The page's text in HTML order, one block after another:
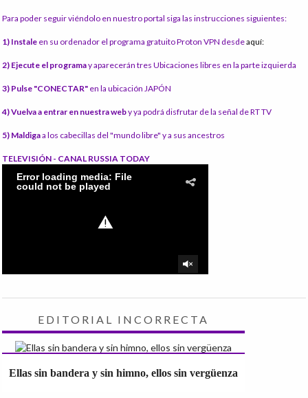
Para poder seguir viéndolo en nuestro portal siga las instrucciones siguientes:
1) Instale en su ordenador el programa gratuito Proton VPN desdeaquí:
2) Ejecute el programay aparecerán tres Ubicaciones libres en la parte izquierda
3) Pulse "CONECTAR" en la ubicación JAPÓN
4) Vuelva a entrar en nuestra weby ya podrá disfrutar de la señal de RT TV
5) Maldigaa los cabecillas del "mundo libre" y a sus ancestros
TELEVISIÓN - CANAL RUSSIA TODAY
EDITORIAL INCORRECTA
Ellas sin bandera y sin himno, ellos sin vergüenza